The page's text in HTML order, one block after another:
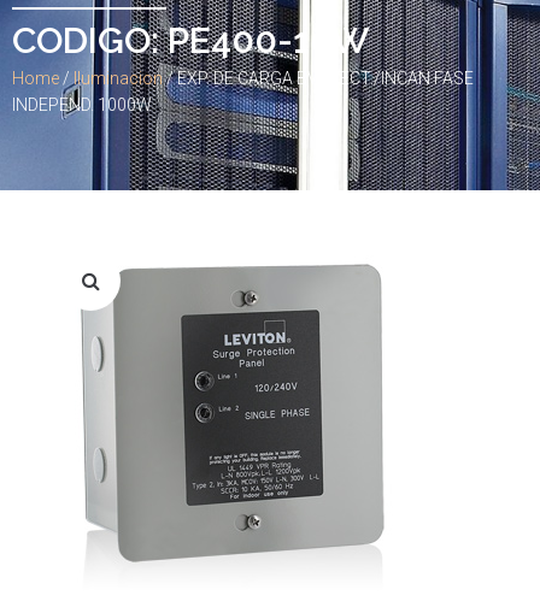
CODIGO: PE400-10W
Home /Iluminacion/ EXP. DE CARGA BV ELECT./INCAN FASE
INDEPEND. 1000W